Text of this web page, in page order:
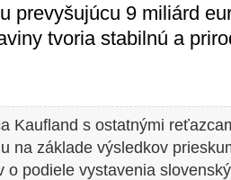
prevyšujúcu 9 miliárd
tvoria stabilnú a
Kaufland s ostatnými
na základe výsledkov
o podiele vystavenia